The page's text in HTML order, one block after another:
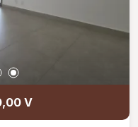
e ventilação
integradas e
para
Projeto moderno
ambientes,
V